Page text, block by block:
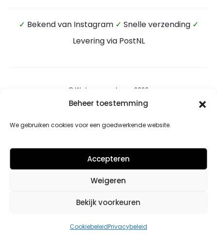
Beheer toestemming
We gebruiken cookies voor een goedwerkende website.
Accepteren
Weigeren
Bekijk voorkeuren
CookiebeleidPrivacybeleid
✓ Bekend van Instagram ✓ Snelle verzending ✓
Levering via PostNL
© Wateensound.com 2026
Retourbeleid
a
n